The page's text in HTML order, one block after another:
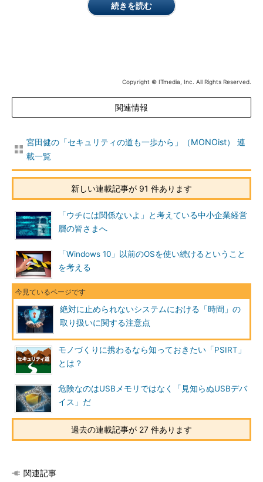
続きを読む
Copyright © ITmedia, Inc. All Rights Reserved.
関連情報
宮田健の「セキュリティの道も一歩から」（MONOist） 連
載一覧
新しい連載記事が 91 件あります
「ウチには関係ないよ」と考えている中小企業経営
層の皆さまへ
「Windows 10」以前のOSを使い続けるということ
を考える
絶対に止められないシステムにおける「時間」の
取り扱いに関する注意点
モノづくりに携わるなら知っておきたい「PSIRT」
とは？
危険なのはUSBメモリではなく「見知らぬUSBデバ
イス」だ
過去の連載記事が 27 件あります
関連記事